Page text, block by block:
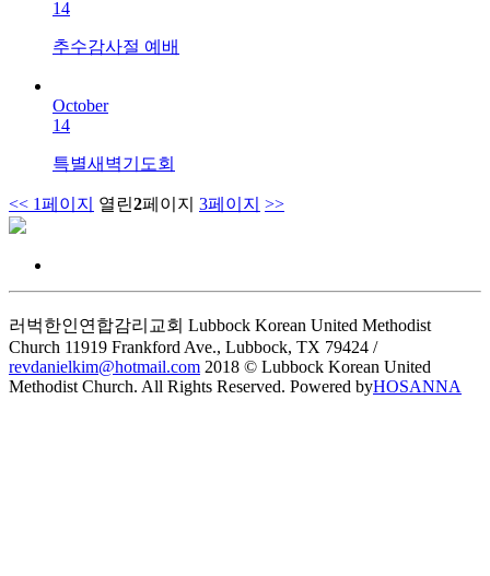
14
추수감사절 예배
October
14
특별새벽기도회
<< 1페이지 열린2페이지 3페이지 >>
러벅한인연합감리교회 Lubbock Korean United Methodist
Church 11919 Frankford Ave., Lubbock, TX 79424 /
revdanielkim@hotmail.com 2018 © Lubbock Korean United
Methodist Church. All Rights Reserved. Powered byHOSANNA